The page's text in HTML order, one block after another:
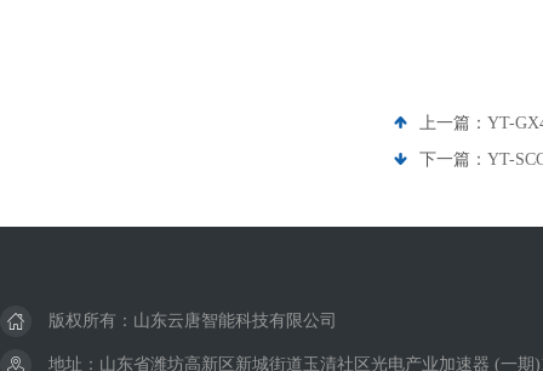
上一篇： YT-
下一篇： YT-
版权所有：山东云唐智能科技有限公司
地址：山东省潍坊高新区新城街道玉清社区光电产业加速器 (一期